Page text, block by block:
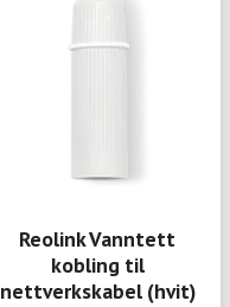
Reolink Vanntett
kobling til
nettverkskabel (hvit)